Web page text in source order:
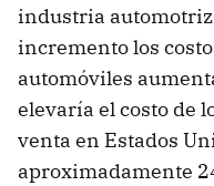
industria
incremento los
automóviles
elevaría el costo de
venta en Estados
aproximadamente